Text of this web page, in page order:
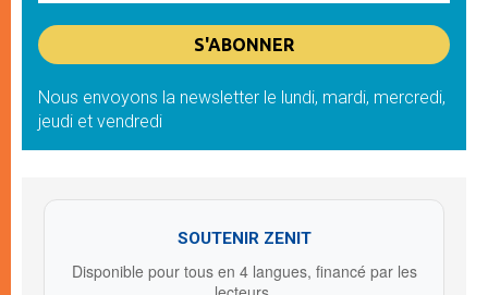
Nous envoyons la newsletter le lundi, mardi, mercredi,
jeudi et vendredi
SOUTENIR ZENIT
Disponible pour tous en 4 langues, financé par les